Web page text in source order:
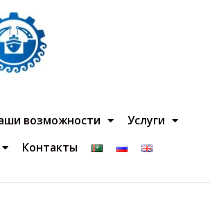
возможности
Услуги
Контакты